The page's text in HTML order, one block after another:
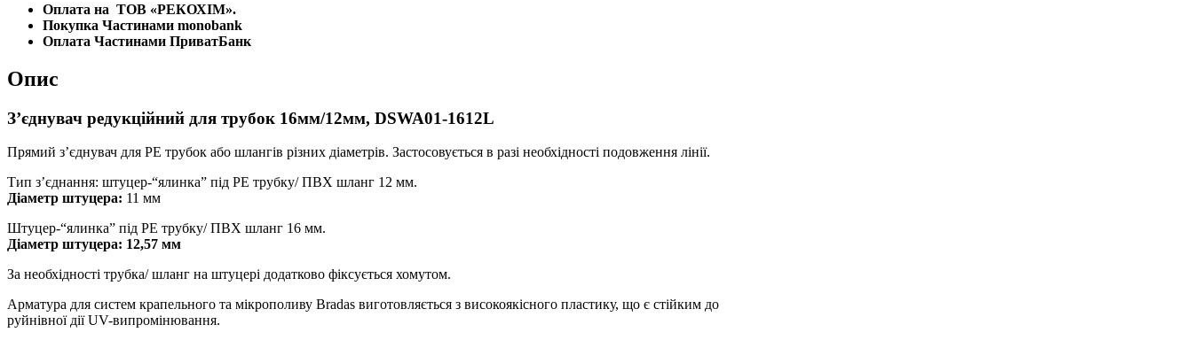
Оплата на ТОВ «РЕКОХІМ».
Покупка Частинами monobank
Оплата Частинами ПриватБанк
Опис
З’єднувач редукційний для трубок 16мм/12мм, DSWA01-1612L
Прямий з’єднувач для РЕ трубок або шлангів різних діаметрів. Застосовується в разі необхідності подовження лінії.
Тип з’єднання: штуцер-“ялинка” під РЕ трубку/ ПВХ шланг 12 мм.
Діаметр штуцера: 11 мм
Штуцер-“ялинка” під РЕ трубку/ ПВХ шланг 16 мм.
Діаметр штуцера: 12,57 мм
За необхідності трубка/ шланг на штуцері додатково фіксується хомутом.
Арматура для систем крапельного та мікрополиву Bradas виготовляється з високоякісного пластику, що є стійким до
руйнівної дії UV-випромінювання.